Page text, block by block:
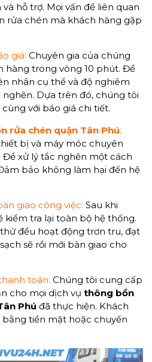
hỗ trợ. Mọi vấn đề liên quan
rửa chén mà khách hàng gặp
giá: Chuyên gia của chúng
hàng trong vòng 10 phút. Để
nhân cụ thể và độ nghiêm
Dựa trên đó, chúng tôi
với báo giá chi tiết.
rửa chén quận Tân Phú:
bị và máy móc chuyên
Để xử lý tắc nghẽn một cách
bảo không làm hại đến hệ
giao công việc: Sau khi
kiểm tra lại toàn bộ hệ thống.
đều hoạt động trơn tru, đạt
sẽ rồi mới bàn giao cho
toán: Chúng tôi cung cấp
cho mọi dịch vụ thông bồn
Phú đã thực hiện. Khách
tiền mặt hoặc chuyển